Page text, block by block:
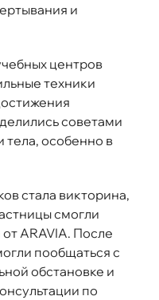
и
центров
техники
советами
тела, особенно в
стала викторина,
смогли
ARAVIA. После
пообщаться с
обстановке и
по